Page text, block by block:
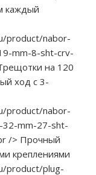
каждый
product/nabor-
mm-8-sht-crv-
на 120
ход с 3-
product/nabor-
32-mm-27-sht-
/> Прочный
креплениями
product/plug-